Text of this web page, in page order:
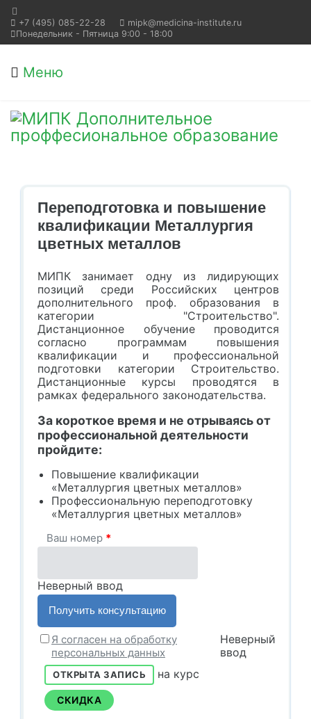
+7 (495) 085-22-28
mipk@medicina-institute.ru
Понедельник - Пятница 9:00 - 18:00
Меню
Переподготовка и повышение
квалификации Металлургия
цветных металлов
МИПК занимает одну из лидирующих
позиций среди Российских центров
дополнительного проф. образования в
категории "Строительство".
Дистанционное обучение проводится
согласно программам повышения
квалификации и профессиональной
подготовки категории Строительство.
Дистанционные курсы проводятся в
рамках федерального законодательства.
За короткое время и не отрываясь от
профессиональной деятельности
пройдите:
Повышение квалификации
«Металлургия цветных металлов»
Профессиональную переподготовку
«Металлургия цветных металлов»
Ваш номер *
Неверный ввод
Я согласен на обработку
персональных данных
Неверный
ввод
ОТКРЫТА ЗАПИСЬ на курс
СКИДКА